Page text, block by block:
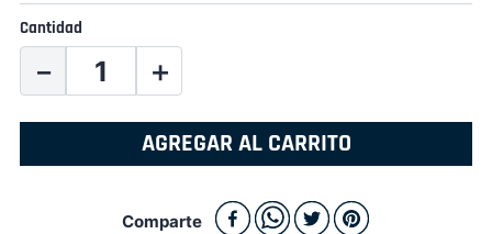
Cantidad
＋
－
AGREGAR AL CARRITO
Comparte